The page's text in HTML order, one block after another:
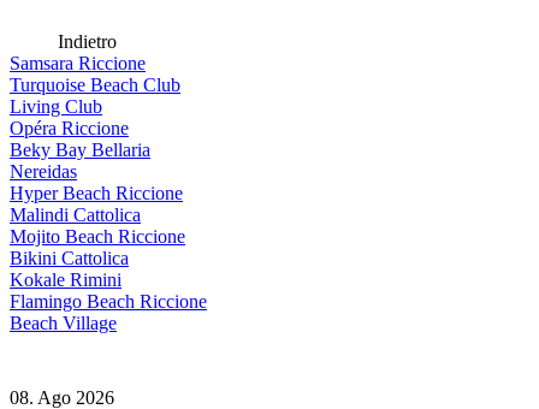
Indietro
Samsara Riccione
Turquoise Beach Club
Living Club
Opéra Riccione
Beky Bay Bellaria
Nereidas
Hyper Beach Riccione
Malindi Cattolica
Mojito Beach Riccione
Bikini Cattolica
Kokale Rimini
Flamingo Beach Riccione
Beach Village
08. Ago 2026